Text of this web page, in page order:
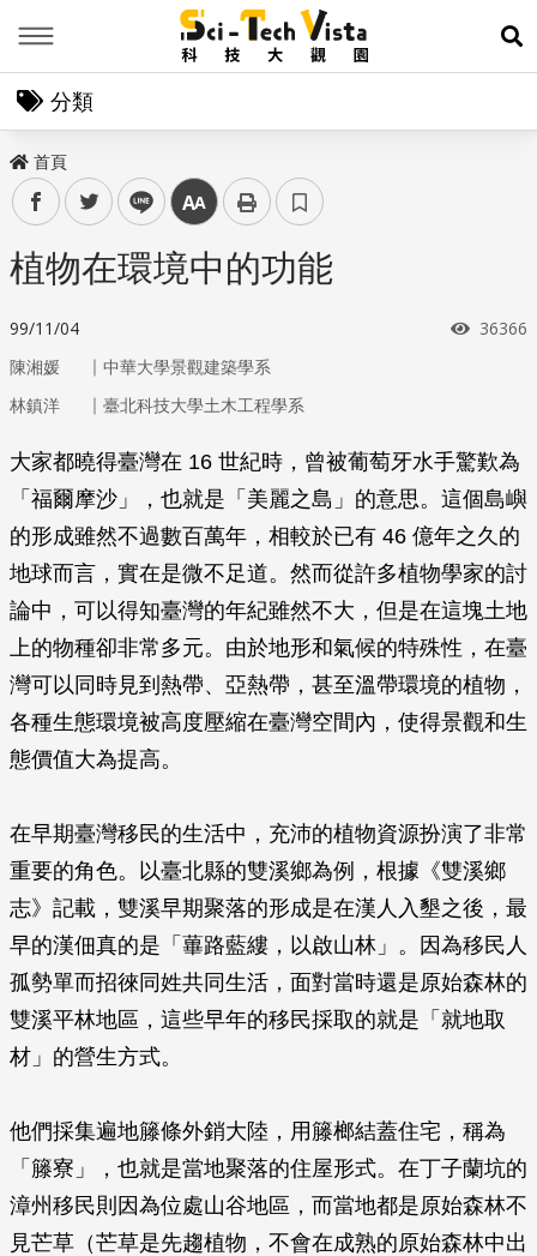
展
分類
首頁
facebooktwitter line 中
植物在環境中的功能
99/11/04 瀏覽次
36366
陳湘媛 ｜ 中華大學景觀建築學系
林鎮洋
｜ 臺北科技大學土木工程學系
大家都曉得臺灣在 16 世紀時，曾被葡萄牙水手驚歎為
「福爾摩沙」，也就是「美麗之島」的意思。這個島嶼
的形成雖然不過數百萬年，相較於已有 46 億年之久的
地球而言，實在是微不足道。然而從許多植物學家的討
論中，可以得知臺灣的年紀雖然不大，但是在這塊土地
上的物種卻非常多元。由於地形和氣候的特殊性，在臺
灣可以同時見到熱帶、亞熱帶，甚至溫帶環境的植物，
各種生態環境被高度壓縮在臺灣空間內，使得景觀和生
態價值大為提高。
在早期臺灣移民的生活中，充沛的植物資源扮演了非常
重要的角色。以臺北縣的雙溪鄉為例，根據《雙溪鄉
志》記載，雙溪早期聚落的形成是在漢人入墾之後，最
早的漢佃真的是「蓽路藍縷，以啟山林」。因為移民人
孤勢單而招徠同姓共同生活，面對當時還是原始森林的
雙溪平林地區，這些早年的移民採取的就是「就地取
材」的營生方式。
他們採集遍地籐條外銷大陸，用籐榔結蓋住宅，稱為
「籐寮」，也就是當地聚落的住屋形式。在丁子蘭坑的
漳州移民則因為位處山谷地區，而當地都是原始森林不
見芒草（芒草是先趨植物，不會在成熟的原始森林中出